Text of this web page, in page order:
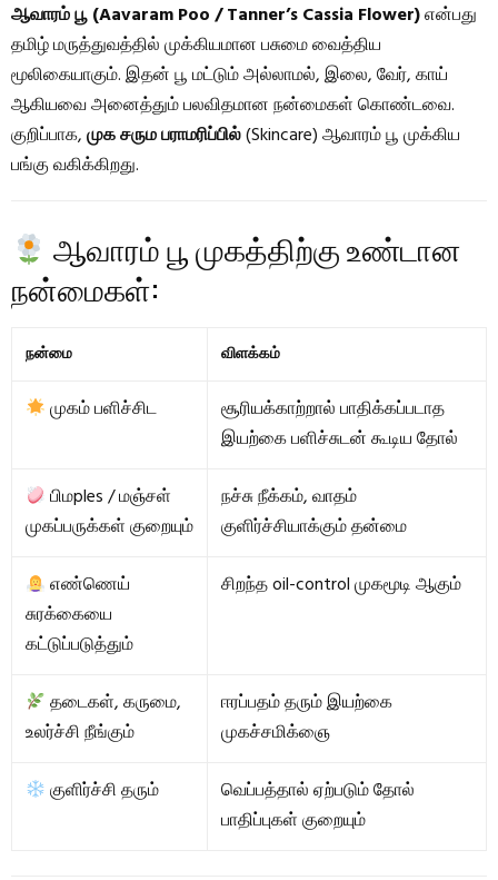
ஆவாரம் பூ (Aavaram Poo / Tanner’s Cassia Flower)என்பது
தமிழ் மருத்துவத்தில் முக்கியமான பசுமை வைத்திய
மூலிகையாகும். இதன் பூ மட்டும் அல்லாமல், இலை, வேர், காய்
ஆகியவை அனைத்தும் பலவிதமான நன்மைகள் கொண்டவை.
குறிப்பாக,முக சரும பராமரிப்பில்(Skincare) ஆவாரம் பூ முக்கிய
பங்கு வகிக்கிறது.
ஆவாரம் பூ முகத்திற்கு உண்டான
நன்மைகள்:
நன்மை விளக்கம்
முகம் பளிச்சிட
சூரியக்காற்றால் பாதிக்கப்படாத
இயற்கை பளிச்சுடன் கூடிய தோல்
பிமples / மஞ்சள்
முகப்பருக்கள் குறையும்
நச்சு நீக்கம், வாதம்
குளிர்ச்சியாக்கும் தன்மை
எண்ணெய்
சுரக்கையை
கட்டுப்படுத்தும்
சிறந்த oil-control முகமூடி ஆகும்
தடைகள், கருமை,
உலர்ச்சி நீங்கும்
ஈரப்பதம் தரும் இயற்கை
முகச்சமிக்ஞை
குளிர்ச்சி தரும்
வெப்பத்தால் ஏற்படும் தோல்
பாதிப்புகள் குறையும்